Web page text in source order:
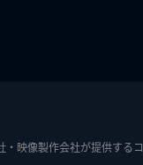
・映像製作会社が提供する